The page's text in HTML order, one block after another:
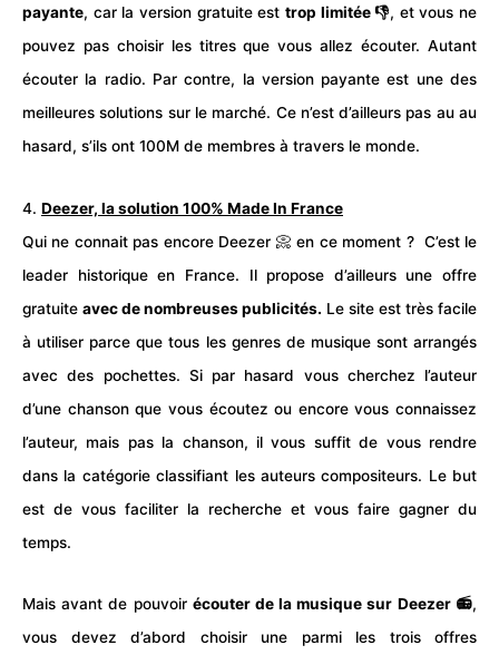
payante, car la version gratuite est trop limitée 👎, et vous ne
pouvez pas choisir les titres que vous allez écouter. Autant
écouter la radio. Par contre, la version payante est une des
meilleures solutions sur le marché. Ce n’est d’ailleurs pas au au
hasard, s’ils ont 100M de membres à travers le monde.
4. Deezer, la solution 100% Made In France
Qui ne connait pas encore Deezer 📀 en ce moment ? C’est le
leader historique en France. Il propose d’ailleurs une offre
gratuite avec de nombreuses publicités. Le site est très facile
à utiliser parce que tous les genres de musique sont arrangés
avec des pochettes. Si par hasard vous cherchez l’auteur
d’une chanson que vous écoutez ou encore vous connaissez
l’auteur, mais pas la chanson, il vous suffit de vous rendre
dans la catégorie classifiant les auteurs compositeurs. Le but
est de vous faciliter la recherche et vous faire gagner du
temps.
Mais avant de pouvoir écouter de la musique sur Deezer 📻,
vous devez d’abord choisir une parmi les trois offres